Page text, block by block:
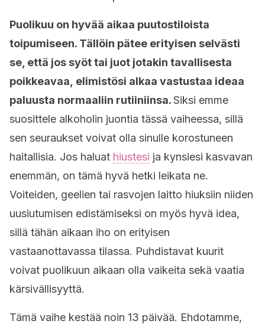
Puolikuu on hyvää aikaa puutostiloista
toipumiseen. Tällöin pätee erityisen selvästi
se, että jos syöt tai juot jotakin tavallisesta
poikkeavaa, elimistösi alkaa vastustaa ideaa
paluusta normaaliin rutiiniinsa.Siksi emme
suosittele alkoholin juontia tässä vaiheessa, sillä
sen seuraukset voivat olla sinulle korostuneen
haitallisia. Jos haluat hiustesi ja kynsiesi kasvavan
enemmän, on tämä hyvä hetki leikata ne.
Voiteiden, geelien tai rasvojen laitto hiuksiin niiden
uusiutumisen edistämiseksi on myös hyvä idea,
sillä tähän aikaan iho on erityisen
vastaanottavassa tilassa. Puhdistavat kuurit
voivat puolikuun aikaan olla vaikeita sekä vaatia
kärsivällisyyttä.
Tämä vaihe kestää noin 13 päivää. Ehdotamme,